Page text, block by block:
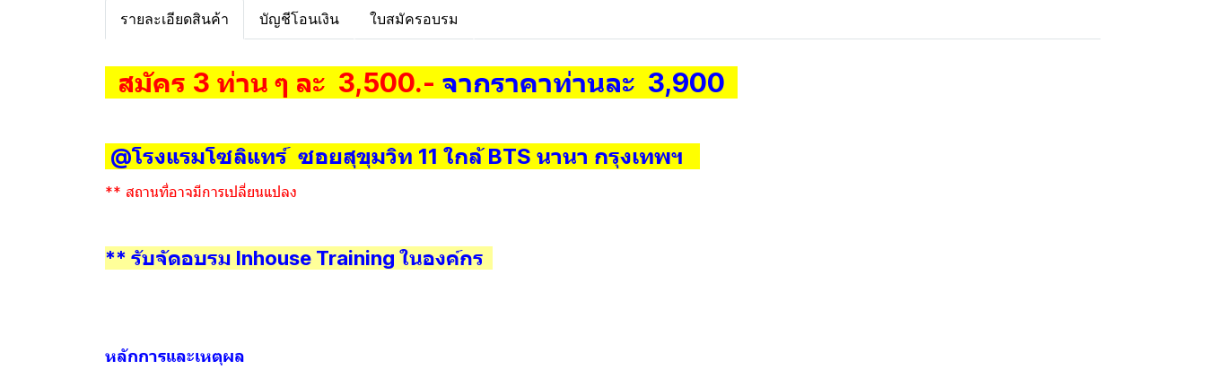
รายละเอียดสินค้า บัญชีโอนเงิน ใบสมัครอบรม
สมัคร 3 ท่าน ๆ ละ 3,500.- จากราคาท่านละ 3,900
@โรงแรมโซลิแทร์ ซอยสุขุมวิท 11 ใกล้ BTS นานา กรุงเทพฯ
** สถานที่อาจมีการเปลี่ยนแปลง
** รับจัดอบรม Inhouse Training ในองค์กร
หลักการและเหตุผล